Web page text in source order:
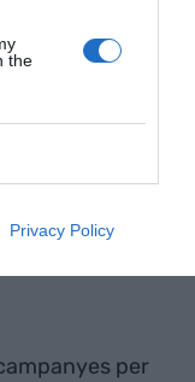
the
Privacy Policy
fent el
cal
per